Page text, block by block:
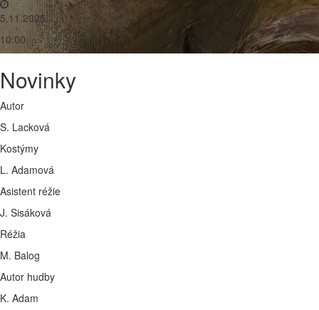
5.11.2025
10:00
Novinky
Autor
S. Lacková
Kostýmy
L. Adamová
Asistent réžie
J. Sisáková
Réžia
M. Balog
Autor hudby
K. Adam